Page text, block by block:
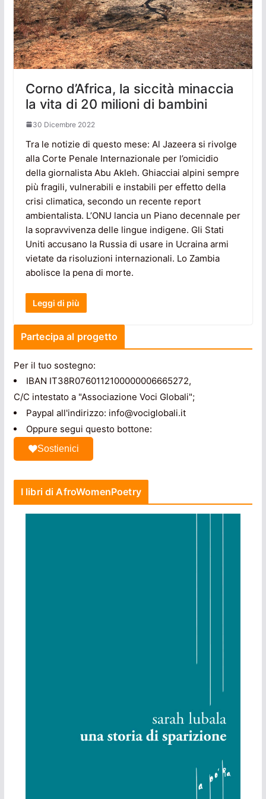
Corno d’Africa, la siccità minaccia
la vita di 20 milioni di bambini
30 Dicembre 2022
Tra le notizie di questo mese: Al Jazeera si rivolge
alla Corte Penale Internazionale per l’omicidio
della giornalista Abu Akleh. Ghiacciai alpini sempre
più fragili, vulnerabili e instabili per effetto della
crisi climatica, secondo un recente report
ambientalista. L’ONU lancia un Piano decennale per
la sopravvivenza delle lingue indigene. Gli Stati
Uniti accusano la Russia di usare in Ucraina armi
vietate da risoluzioni internazionali. Lo Zambia
abolisce la pena di morte.
Leggi di più
Partecipa al progetto
Per il tuo sostegno:
IBAN IT38R0760112100000006665272,
C/C intestato a "Associazione Voci Globali";
Paypal all'indirizzo: info@vociglobali.it
Oppure segui questo bottone:
Sostienici
I libri di AfroWomenPoetry